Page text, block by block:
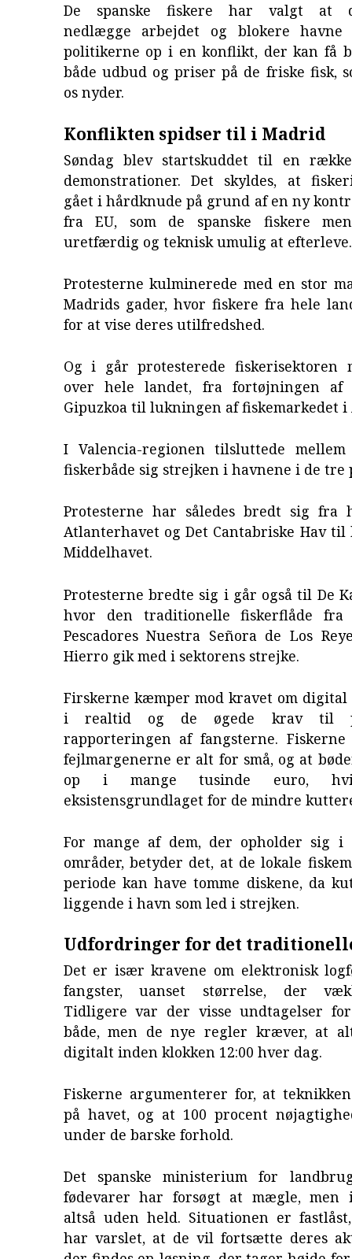
De spanske fiskere har valgt at
nedlægge arbejdet og blokere
politikerne op i en konflikt, der kan få
både udbud og priser på de friske fisk,
os nyder.
Konflikten spidser til i Madrid
Søndag blev startskuddet til en
demonstrationer. Det skyldes, at
gået i hårdknude på grund af en ny
fra EU, som de spanske fiskere
uretfærdig og teknisk umulig at efterleve.
Protesterne kulminerede med en stor
Madrids gader, hvor fiskere fra hele
for at vise deres utilfredshed.
Og i går protesterede fiskerisektoren
over hele landet, fra fortøjningen af
Gipuzkoa til lukningen af fiskemarkedet
I Valencia-regionen tilsluttede
fiskerbåde sig strejken i havnene i de tre
Protesterne har således bredt sig fra
Atlanterhavet og Det Cantabriske Hav til
Middelhavet.
Protesterne bredte sig i går også til De
hvor den traditionelle fiskerflåde fra
Pescadores Nuestra Señora de Los
Hierro gik med i sektorens strejke.
Firskerne kæmper mod kravet om
i realtid og de øgede krav til
rapporteringen af fangsterne.
fejlmargenerne er alt for små, og at
op i mange tusinde euro,
eksistensgrundlaget for de mindre
For mange af dem, der opholder sig i
områder, betyder det, at de lokale
periode kan have tomme diskene, da
liggende i havn som led i strejken.
Udfordringer for det
Det er især kravene om elektronisk
fangster, uanset størrelse, der
Tidligere var der visse undtagelser
både, men de nye regler kræver, at
digitalt inden klokken 12:00 hver dag.
Fiskerne argumenterer for, at
på havet, og at 100 procent
under de barske forhold.
Det spanske ministerium for
fødevarer har forsøgt at mægle, men
altså uden held. Situationen er
har varslet, at de vil fortsætte deres